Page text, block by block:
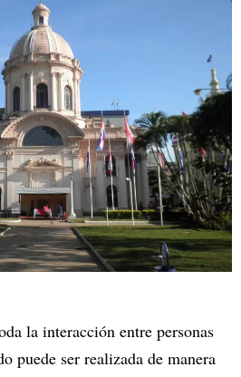
la interacción entre personas
puede ser realizada de manera